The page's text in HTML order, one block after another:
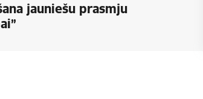
jauniešu prasmju